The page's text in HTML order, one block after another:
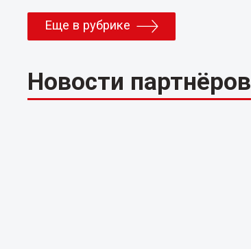
Еще в рубрике
Новости партнёров